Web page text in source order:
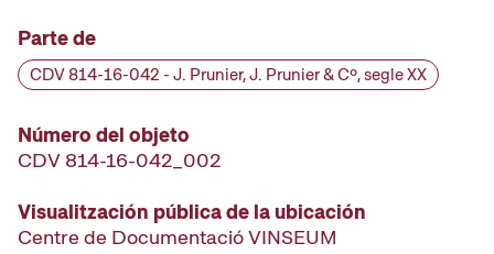
Parte de
CDV 814-16-042 - J. Prunier, J. Prunier & Cº, segle XX
Número del objeto
CDV 814-16-042_002
Visualitzación pública de la ubicación
Centre de Documentació VINSEUM